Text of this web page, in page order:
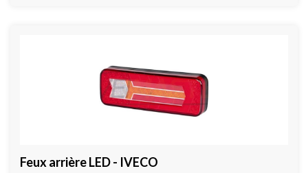
Feux arrière LED - IVECO